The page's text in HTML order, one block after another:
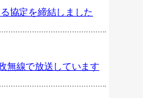
協定を締結しました
無線で放送しています